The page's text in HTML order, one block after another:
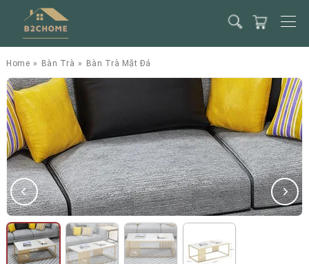
Home » Bàn Trà » Bàn Trà Mặt Đá